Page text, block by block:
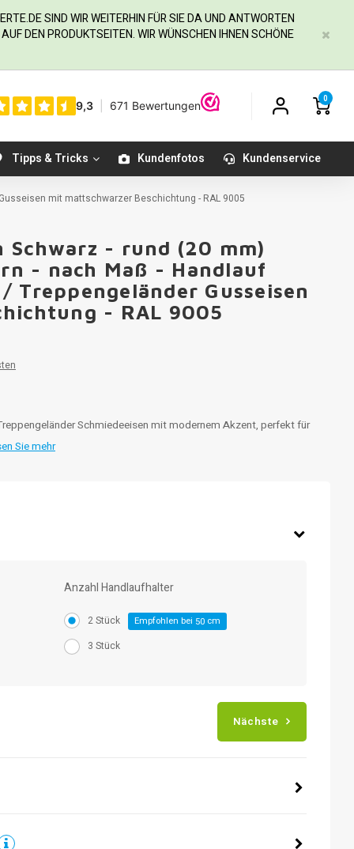
SIND WIR WEITERHIN FÜR SIE DA UND ANTWORTEN
DEN PRODUKTSEITEN. WIR WÜNSCHEN IHNEN SCHÖNE
0
Tipps & Tricks Kundenfotos Kundenservice
mit mattschwarzer Beschichtung - RAL 9005
Schwarz - rund (20 mm)
- nach Maß - Handlauf
Treppengeländer Gusseisen
- RAL 9005
Schmiedeeisen mit modernem Akzent, perfekt für
Sie mehr
Anzahl Handlaufhalter
2 Stück Empfohlen bei 50 cm
3 Stück
Nächste